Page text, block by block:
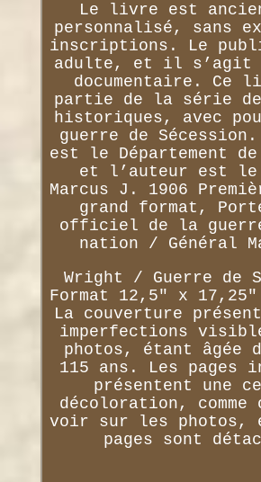
Le livre est
personnalisé, sans
inscriptions. Le
adulte, et il s’agit
documentaire. Ce
partie de la série
historiques, avec
guerre de
est le Département
et l’auteur est le
Marcus J. 1906
grand format,
officiel de la
nation / Général
Wright / Guerre de
Format 12,5" x 17,25"
La couverture
imperfections
photos, étant âgée
115 ans. Les pages
présentent une
décoloration,
voir sur les photos,
pages sont